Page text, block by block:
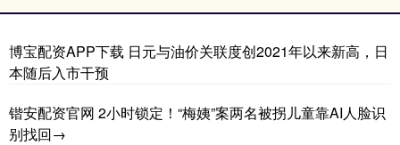
博宝配资APP下载 日元与油价关联度创2021年以来新高，日
本随后入市干预
锴安配资官网 2小时锁定！“梅姨”案两名被拐儿童靠AI人脸识
别找回→